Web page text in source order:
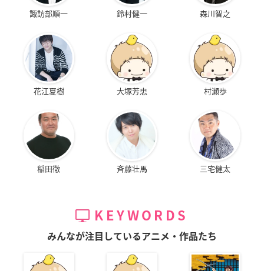
諏訪部順一 鈴村健一 森川智之
花江夏樹 大塚芳忠 村瀬歩
稲田徹 斉藤壮馬 三宅健太
KEYWORDS
みんなが注目しているアニメ・作品たち